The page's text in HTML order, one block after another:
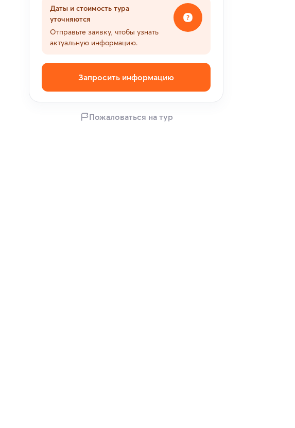
Даты и стоимость тура
уточняются
Отправьте заявку, чтобы узнать
актуальную информацию.
Запросить информацию
Пожаловаться на тур